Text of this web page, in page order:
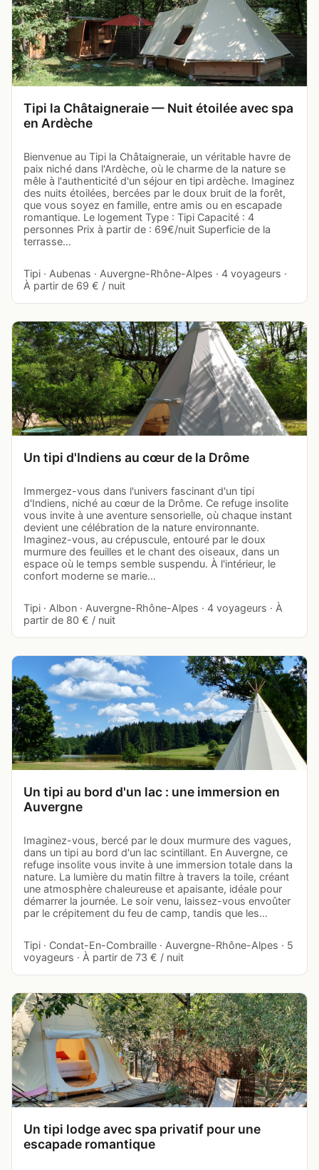
Tipi la Châtaigneraie — Nuit étoilée avec spa
en Ardèche
Bienvenue au Tipi la Châtaigneraie, un véritable havre de
paix niché dans l'Ardèche, où le charme de la nature se
mêle à l'authenticité d'un séjour en tipi ardèche. Imaginez
des nuits étoilées, bercées par le doux bruit de la forêt,
que vous soyez en famille, entre amis ou en escapade
romantique. Le logement Type : Tipi Capacité : 4
personnes Prix à partir de : 69€/nuit Superficie de la
terrasse…
Tipi · Aubenas · Auvergne-Rhône-Alpes · 4 voyageurs ·
À partir de 69 € / nuit
Un tipi d'Indiens au cœur de la Drôme
Immergez-vous dans l'univers fascinant d'un tipi
d'Indiens, niché au cœur de la Drôme. Ce refuge insolite
vous invite à une aventure sensorielle, où chaque instant
devient une célébration de la nature environnante.
Imaginez-vous, au crépuscule, entouré par le doux
murmure des feuilles et le chant des oiseaux, dans un
espace où le temps semble suspendu. À l'intérieur, le
confort moderne se marie…
Tipi · Albon · Auvergne-Rhône-Alpes · 4 voyageurs · À
partir de 80 € / nuit
Un tipi au bord d'un lac : une immersion en
Auvergne
Imaginez-vous, bercé par le doux murmure des vagues,
dans un tipi au bord d'un lac scintillant. En Auvergne, ce
refuge insolite vous invite à une immersion totale dans la
nature. La lumière du matin filtre à travers la toile, créant
une atmosphère chaleureuse et apaisante, idéale pour
démarrer la journée. Le soir venu, laissez-vous envoûter
par le crépitement du feu de camp, tandis que les…
Tipi · Condat-En-Combraille · Auvergne-Rhône-Alpes · 5
voyageurs · À partir de 73 € / nuit
Un tipi lodge avec spa privatif pour une
escapade romantique